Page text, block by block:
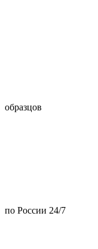
образцов
по России 24/7